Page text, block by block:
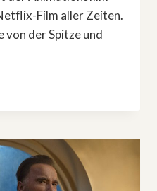
Film aller Zeiten.
der Spitze und